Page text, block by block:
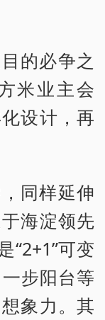
的必争之
米业主会
设计，再
同样延伸
海淀领先
“2+1”可变
步阳台等
象力。其